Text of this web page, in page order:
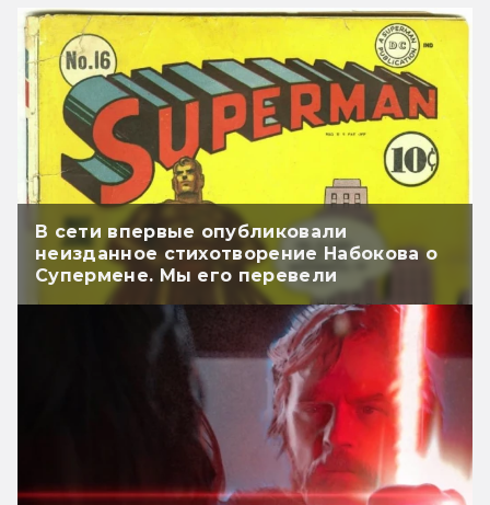
В сети впервые опубликовали
неизданное стихотворение Набокова о
Супермене. Мы его перевели